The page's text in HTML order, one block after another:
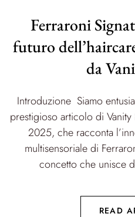
Ferraroni
futuro
da
Introduzione Siamo
prestigioso articolo di
2025, che racconta
multisensoriale di
concetto che unisce
READ